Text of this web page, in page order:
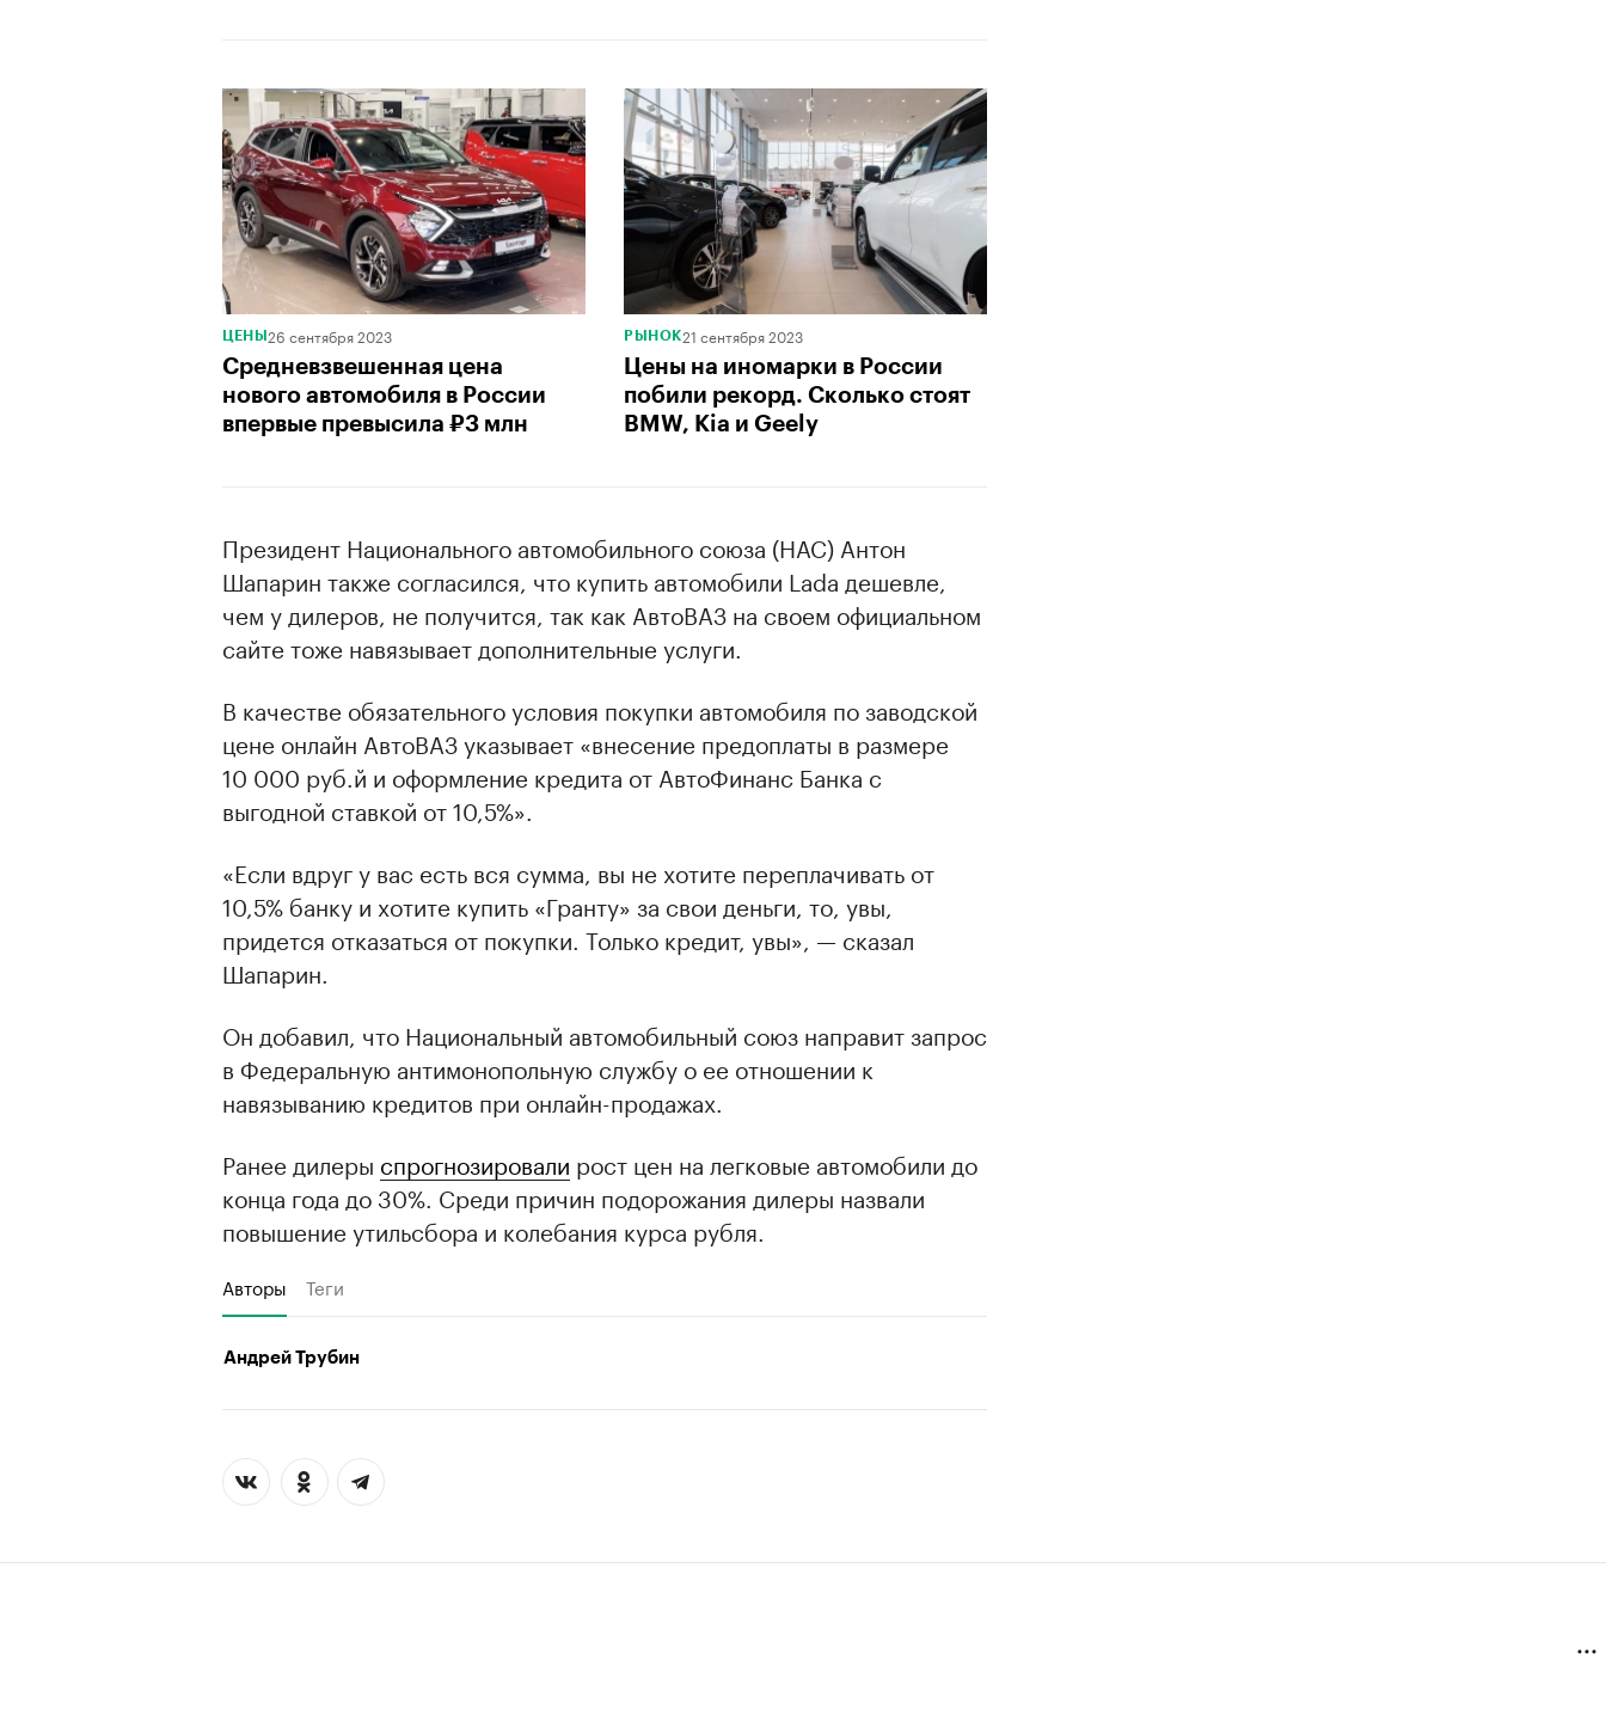
00:00 / 00:00
ЦЕНЫ 26 сентября 2023
Средневзвешенная цена
нового автомобиля в России
впервые превысила ₽3 млн
РЫНОК21 сентября 2023
Цены на иномарки в России
побили рекорд. Сколько стоят
BMW, Kia и Geely
Президент Национального автомобильного союза (НАС) Антон
Шапарин также согласился, что купить автомобили Lada дешевле,
чем у дилеров, не получится, так как АвтоВАЗ на своем официальном
сайте тоже навязывает дополнительные услуги.
В качестве обязательного условия покупки автомобиля по заводской
цене онлайн АвтоВАЗ указывает «внесение предоплаты в размере
10 000 руб.й и оформление кредита от АвтоФинанс Банка с
выгодной ставкой от 10,5%».
«Если вдруг у вас есть вся сумма, вы не хотите переплачивать от
10,5% банку и хотите купить «Гранту» за свои деньги, то, увы,
придется отказаться от покупки. Только кредит, увы», — сказал
Шапарин.
Он добавил, что Национальный автомобильный союз направит запрос
в Федеральную антимонопольную службу о ее отношении к
навязыванию кредитов при онлайн-продажах.
Ранее дилеры спрогнозировали рост цен на легковые автомобили до
конца года до 30%. Среди причин подорожания дилеры назвали
повышение утильсбора и колебания курса рубля.
Авторы Теги
Андрей Трубин